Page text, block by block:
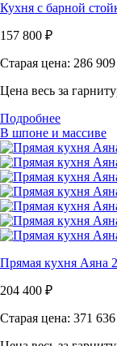
Кухня с барной
157 800 ₽
Старая цена: 286 909
Цена весь за
Подробнее
В шпоне и массиве
Прямая кухня Аяна
204 400 ₽
Старая цена: 371 636